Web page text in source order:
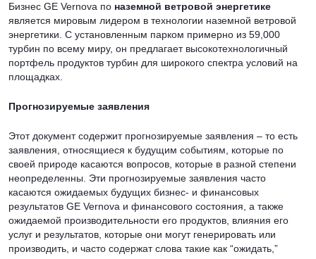
Бизнес GE Vernova по наземной ветровой энергетике
является мировым лидером в технологии наземной ветровой
энергетики. С установленным парком примерно из 59,000
турбин по всему миру, он предлагает высокотехнологичный
портфель продуктов турбин для широкого спектра условий на
площадках.
Прогнозируемые заявления
Этот документ содержит прогнозируемые заявления – то есть
заявления, относящиеся к будущим событиям, которые по
своей природе касаются вопросов, которые в разной степени
неопределенны. Эти прогнозируемые заявления часто
касаются ожидаемых будущих бизнес- и финансовых
результатов GE Vernova и финансового состояния, а также
ожидаемой производительности его продуктов, влияния его
услуг и результатов, которые они могут генерировать или
производить, и часто содержат слова такие как “ожидать,”